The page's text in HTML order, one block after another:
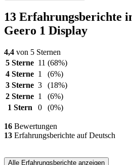
13 Erfahrungsberichte
Geero 1 Display
4,4 von 5 Sternen
5 Sterne 11 (68%)
4 Sterne 1
(6%)
3 Sterne 3
(18%)
2 Sterne 1
(6%)
1 Stern
0 (0%)
16 Bewertungen
13 Erfahrungsberichte auf Deutsch
Alle Erfahrungsberichte anzeigen